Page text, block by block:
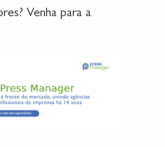
Venha para a